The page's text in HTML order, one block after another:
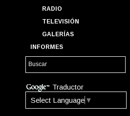
RADIO
TELEVISIÓN
GALERÍAS
INFORMES
Traductor
Select Language ▼